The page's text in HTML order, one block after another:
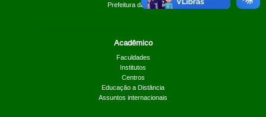
Prefeitura da UnB
Acadêmico
Faculdades
Institutos
Centros
Educação a Distância
Assuntos internacionais